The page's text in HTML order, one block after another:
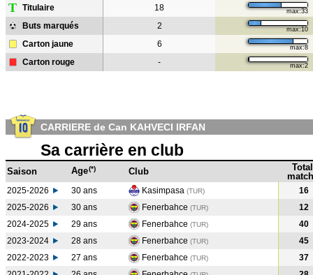
T Titulaire 18 max:33
Buts marqués 2 max:10
Carton jaune 6 max:8
Carton rouge - max:2
CARRIERE de Can KAHVECI IRFAN
Sa carrière en club
Saison Age(*) Club
Total
2025-2026 30 ans Kasimpasa (TUR)
16
2025-2026
30 ans Fenerbahce (TUR)
12
2024-2025
29 ans Fenerbahce (TUR)
40
2023-2024
28 ans Fenerbahce (TUR)
45
2022-2023
27 ans Fenerbahce (TUR)
37